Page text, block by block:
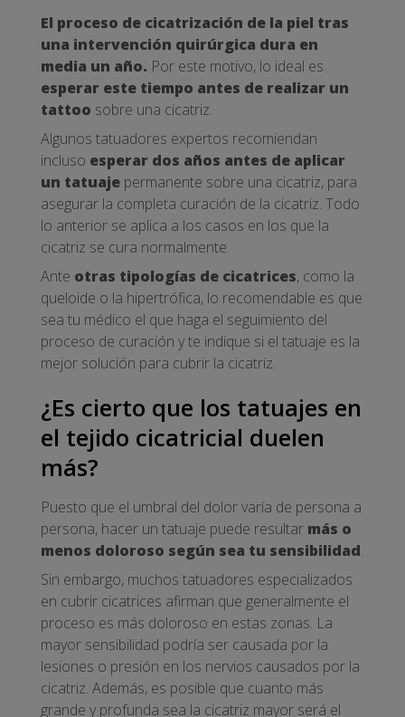
El proceso de cicatrización de la piel tras
una intervención quirúrgica dura en
media un año. Por este motivo, lo ideal es
esperar este tiempo antes de realizar un
tattoo sobre una cicatriz.
Algunos tatuadores expertos recomiendan
incluso esperar dos años antes de aplicar
un tatuaje permanente sobre una cicatriz, para
asegurar la completa curación de la cicatriz. Todo
lo anterior se aplica a los casos en los que la
cicatriz se cura normalmente.
Ante otras tipologías de cicatrices, como la
queloide o la hipertrófica, lo recomendable es que
sea tu médico el que haga el seguimiento del
proceso de curación y te indique si el tatuaje es la
mejor solución para cubrir la cicatriz.
¿Es cierto que los tatuajes en
el tejido cicatricial duelen
más?
Puesto que el umbral del dolor varía de persona a
persona, hacer un tatuaje puede resultar más o
menos doloroso según sea tu sensibilidad.
Sin embargo, muchos tatuadores especializados
en cubrir cicatrices afirman que generalmente el
proceso es más doloroso en estas zonas. La
mayor sensibilidad podría ser causada por la
lesiones o presión en los nervios causados por la
cicatriz. Además, es posible que cuanto más
grande y profunda sea la cicatriz mayor será el